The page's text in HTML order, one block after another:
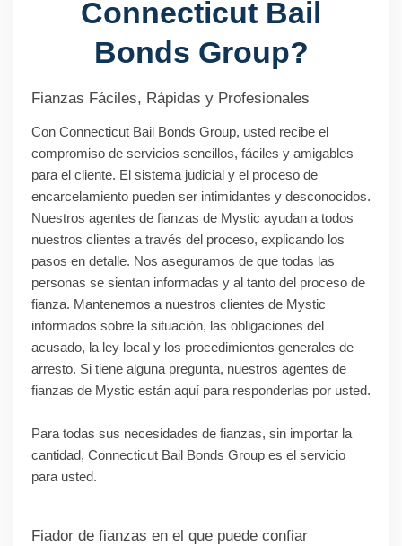
Connecticut Bail
Bonds Group?
Fianzas Fáciles, Rápidas y Profesionales
Con Connecticut Bail Bonds Group, usted recibe el
compromiso de servicios sencillos, fáciles y amigables
para el cliente. El sistema judicial y el proceso de
encarcelamiento pueden ser intimidantes y desconocidos.
Nuestros agentes de fianzas de Mystic ayudan a todos
nuestros clientes a través del proceso, explicando los
pasos en detalle. Nos aseguramos de que todas las
personas se sientan informadas y al tanto del proceso de
fianza. Mantenemos a nuestros clientes de Mystic
informados sobre la situación, las obligaciones del
acusado, la ley local y los procedimientos generales de
arresto. Si tiene alguna pregunta, nuestros agentes de
fianzas de Mystic están aquí para responderlas por usted.
Para todas sus necesidades de fianzas, sin importar la
cantidad, Connecticut Bail Bonds Group es el servicio
para usted.
Fiador de fianzas en el que puede confiar